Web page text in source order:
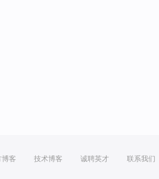
博客 技术博客 诚聘英才 联系我们